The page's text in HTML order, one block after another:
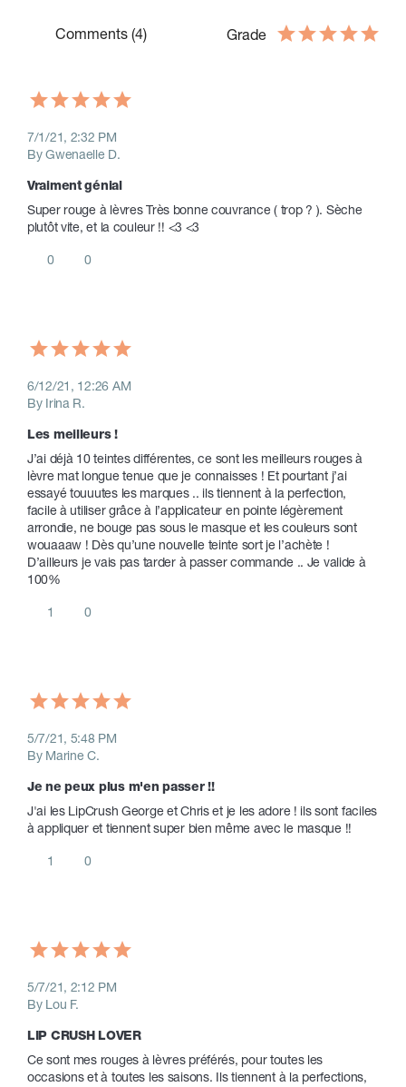
Comments (4) Grade
7/1/21, 2:32 PM
By Gwenaelle D.
Vraiment génial
Super rouge à lèvres Très bonne couvrance ( trop ? ). Sèche
plutôt vite, et la couleur !! <3 <3
0 0
6/12/21, 12:26 AM
By Irina R.
Les meilleurs !
J’ai déjà 10 teintes différentes, ce sont les meilleurs rouges à
lèvre mat longue tenue que je connaisses ! Et pourtant j’ai
essayé touuutes les marques .. ils tiennent à la perfection,
facile à utiliser grâce à l’applicateur en pointe légèrement
arrondie, ne bouge pas sous le masque et les couleurs sont
wouaaaw ! Dès qu’une nouvelle teinte sort je l’achète !
D’ailleurs je vais pas tarder à passer commande .. Je valide à
100%
1 0
5/7/21, 5:48 PM
By Marine C.
Je ne peux plus m'en passer !!
J'ai les LipCrush George et Chris et je les adore ! ils sont faciles
à appliquer et tiennent super bien même avec le masque !!
1 0
5/7/21, 2:12 PM
By Lou F.
LIP CRUSH LOVER
Ce sont mes rouges à lèvres préférés, pour toutes les
occasions et à toutes les saisons. Ils tiennent à la perfections,